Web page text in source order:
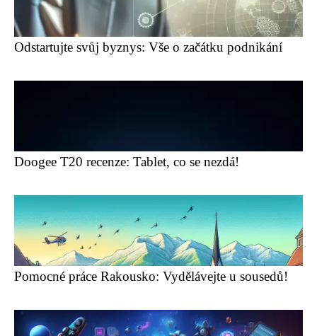
Odstartujte svůj byznys: Vše o začátku podnikání
Doogee T20 recenze: Tablet, co se nezdá!
Pomocné práce Rakousko: Vydělávejte u sousedů!